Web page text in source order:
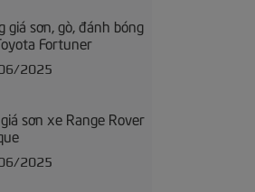
giá sơn, gò, đánh bóng
Fortuner
2025
sơn xe Range Rover
2025